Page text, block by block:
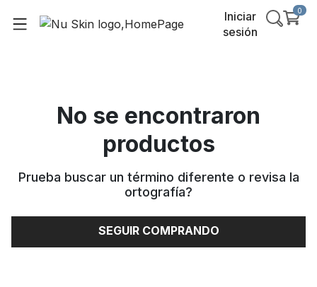
Iniciar
sesión
0
No se encontraron
productos
Prueba buscar un término diferente o revisa la
ortografía?
SEGUIR COMPRANDO